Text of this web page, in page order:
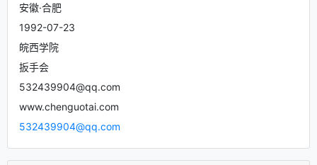
安徽·合肥
1992-07-23
皖西学院
扳手会
532439904@qq.com
www.chenguotai.com
532439904@qq.com